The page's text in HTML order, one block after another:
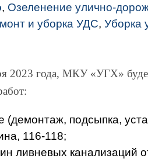
, Озеленение улично-
и уборка УДС, Уборка
2023 года, МКУ «УГХ»
(демонтаж, подсыпка,
116-118;
ливневых канализаций